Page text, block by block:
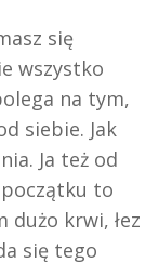
się
wszystko
na tym,
siebie. Jak
Ja też od
to
dużo krwi, łez
się tego